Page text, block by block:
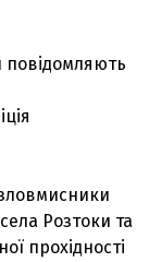
повідомляють
Розтоки та
прохідності